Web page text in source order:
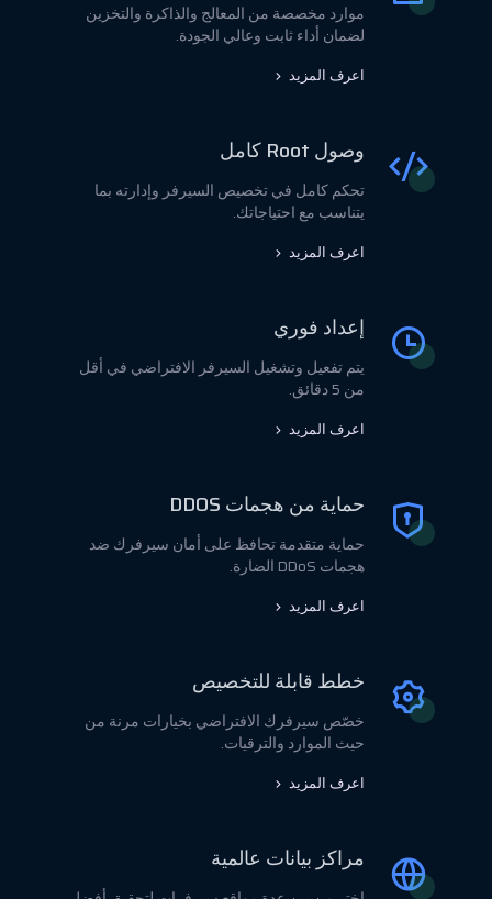
موارد مخصصة من المعالج والذاكرة والتخزين
لضمان أداء ثابت وعالي الجودة.
اعرف المزيد
وصول Root كامل
تحكم كامل في تخصيص السيرفر وإدارته بما
يتناسب مع احتياجاتك.
اعرف المزيد
إعداد فوري
يتم تفعيل وتشغيل السيرفر الافتراضي في أقل
من 5 دقائق.
اعرف المزيد
حماية من هجمات DDOS
حماية متقدمة تحافظ على أمان سيرفرك ضد
هجمات DDoS الضارة.
اعرف المزيد
خطط قابلة للتخصيص
خصّص سيرفرك الافتراضي بخيارات مرنة من
حيث الموارد والترقيات.
اعرف المزيد
مراكز بيانات عالمية